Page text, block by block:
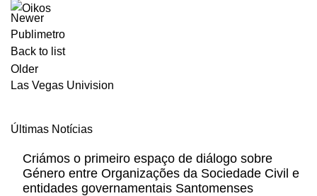
Newer
Publimetro
Back to list
Older
Las Vegas Univision
Últimas Notícias
Criámos o primeiro espaço de diálogo sobre
Género entre Organizações da Sociedade Civil e
entidades governamentais Santomenses